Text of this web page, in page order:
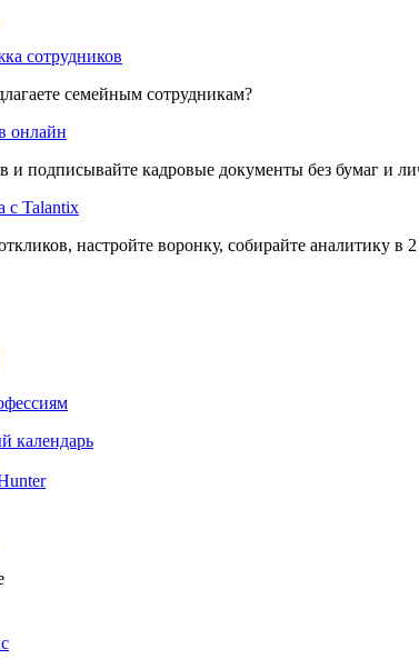
сотрудников
семейным сотрудникам?
онлайн
и подписывайте кадровые документы без бумаг и
с Talantix
настройте воронку, собирайте аналитику в
календарь